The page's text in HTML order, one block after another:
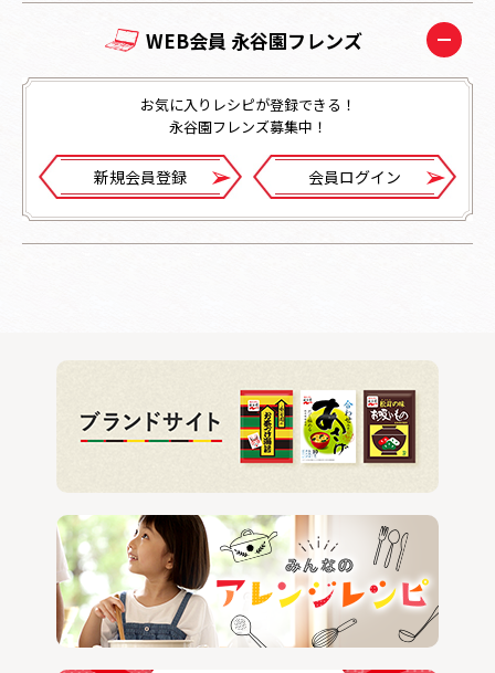
WEB会員 永谷園フレンズ
お気に入りレシピが登録できる！
永谷園フレンズ募集中！
新規会員登録 会員ログイン